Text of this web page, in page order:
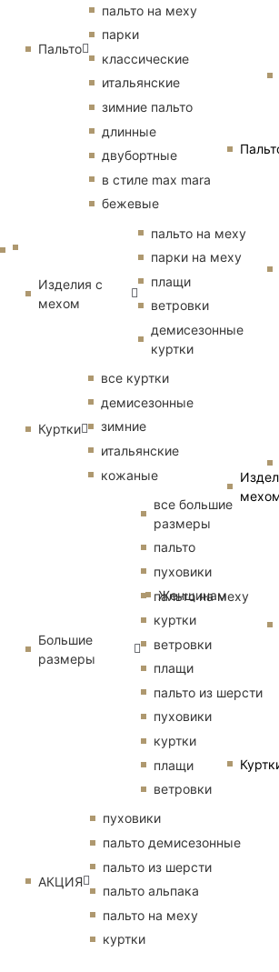
Женщинам
Пальто
пальто на меху
парки
классические
итальянские
зимние пальто
длинные
двубортные
в стиле max mara
бежевые
Изделия с
мехом
пальто на меху
парки на меху
плащи
ветровки
демисезонные
куртки
Куртки
все куртки
демисезонные
зимние
итальянские
кожаные
Большие
размеры
все большие
размеры
пальто
пуховики
пальто на меху
куртки
ветровки
плащи
пальто из шерсти
пуховики
куртки
плащи
ветровки
АКЦИЯ
пуховики
пальто демисезонные
пальто из шерсти
пальто альпака
пальто на меху
куртки